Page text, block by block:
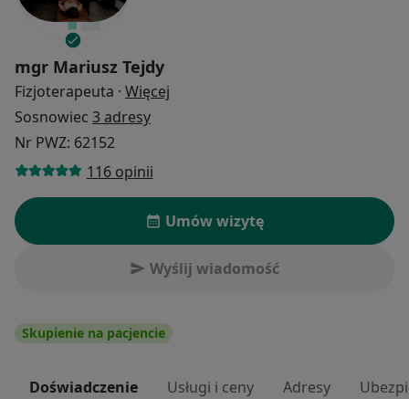
mgr Mariusz Tejdy
Fizjoterapeuta · Więcej
Sosnowiec 3 adresy
Nr PWZ: 62152
116 opinii
Umów wizytę
Wyślij wiadomość
Skupienie na pacjencie
Doświadczenie Usługi i ceny Adresy